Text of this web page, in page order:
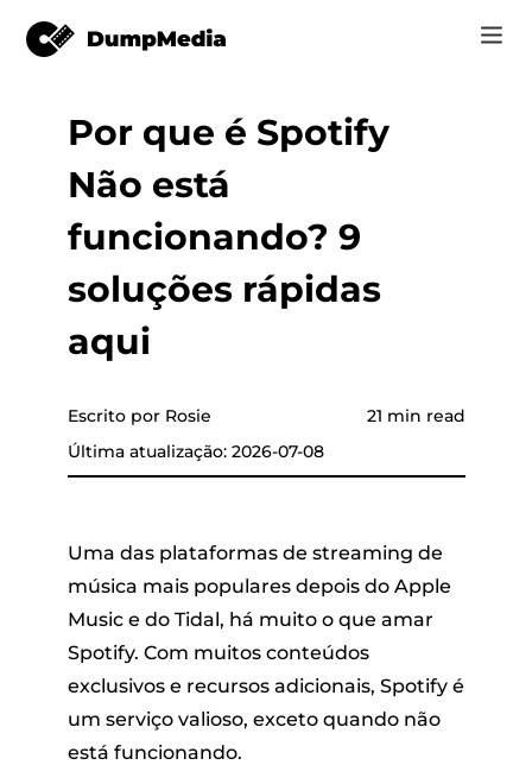
Music
YouTube
Vídeo
Ferramentas on-line
Spotify para mp3
Música da Apple para MP3
Sol para MP3
Como
Suporte
Log In
Registrar
Por que é Spotify
Não está
funcionando? 9
soluções rápidas
aqui
Escrito por Rosie
Última atualização: 2026-07-08
21 min read
Uma das plataformas de streaming de
música mais populares depois do Apple
Music e do Tidal, há muito o que amar
Spotify. Com muitos conteúdos
exclusivos e recursos adicionais, Spotify é
um serviço valioso, exceto quando não
está funcionando.